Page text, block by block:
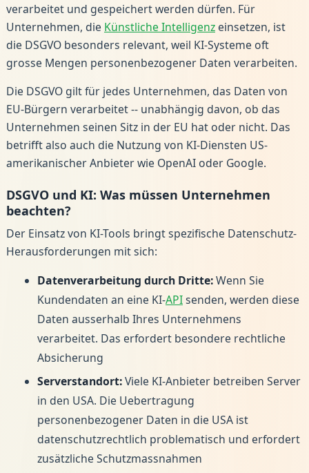
verarbeitet und gespeichert werden dürfen. Für
Unternehmen, die Künstliche Intelligenzeinsetzen, ist
die DSGVO besonders relevant, weil KI-Systeme oft
grosse Mengen personenbezogener Daten verarbeiten.
Die DSGVO gilt für jedes Unternehmen, das Daten von
EU-Bürgern verarbeitet -- unabhängig davon, ob das
Unternehmen seinen Sitz in der EU hat oder nicht. Das
betrifft also auch die Nutzung von KI-Diensten US-
amerikanischer Anbieter wie OpenAI oder Google.
DSGVO und KI: Was müssen Unternehmen
beachten?
Der Einsatz von KI-Tools bringt spezifische Datenschutz-
Herausforderungen mit sich:
Datenverarbeitung durch Dritte:Wenn Sie
Kundendaten an eine KI-APIsenden, werden diese
Daten ausserhalb Ihres Unternehmens
verarbeitet. Das erfordert besondere rechtliche
Absicherung
Serverstandort:Viele KI-Anbieter betreiben Server
in den USA. Die Uebertragung
personenbezogener Daten in die USA ist
datenschutzrechtlich problematisch und erfordert
zusätzliche Schutzmassnahmen